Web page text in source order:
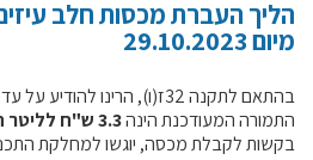
מיום 29.10.2023
בהתאם לתקנה 32ז(ו), הרינו להודיע על עדכון המחיר לקבלת מכסה.
התמורה המעודכנת הינה3.3 ש"ח לליטר חלב
בקשות לקבלת מכסה, יוגשו למחלקת